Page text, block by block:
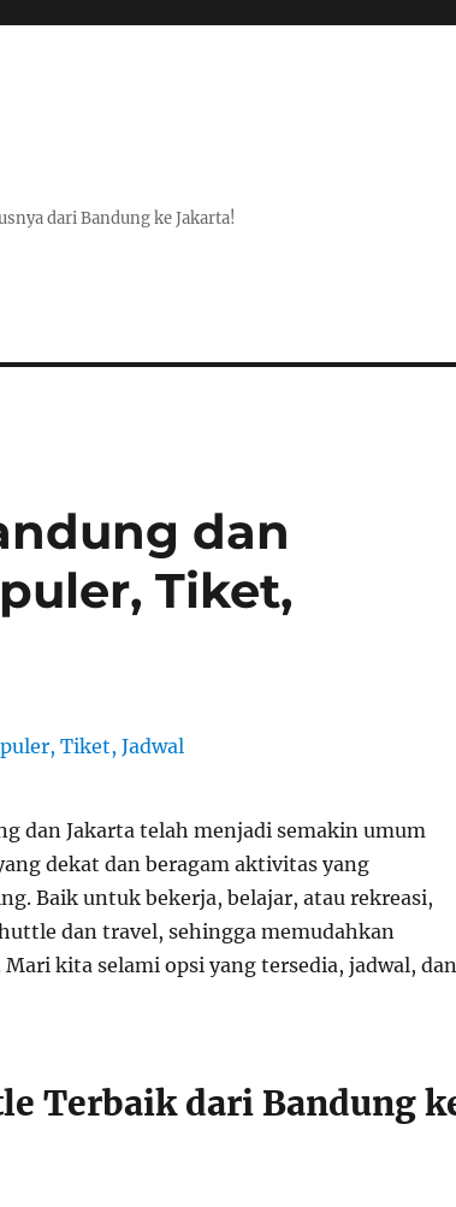
dari Bandung ke Jakarta!
dan
Tiket,
dan Jakarta telah menjadi semakin umum
dekat dan beragam aktivitas yang
Baik untuk bekerja, belajar, atau rekreasi,
dan travel, sehingga memudahkan
kita selami opsi yang tersedia, jadwal, dan
Terbaik dari Bandung